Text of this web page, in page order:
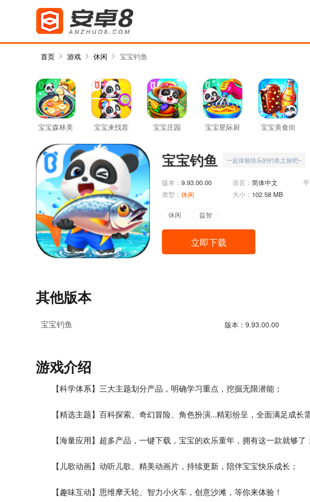
首页 游戏 休闲 宝宝钓鱼
宝宝森林美
宝宝来找茬 宝宝庄园
宝宝星际厨
宝宝美食街
宝宝钓鱼 一起体验快乐的钓鱼之旅吧~
版本： 9.93.00.00 语言： 简体中文
类型： 休闲 大小： 102.58 MB
休闲 益智
立即下载
其他版本
宝宝钓鱼 版本：9.93.00.00
游戏介绍
【科学体系】三大主题划分产品，明确学习重点，挖掘无限潜能；
【精选主题】百科探索、奇幻冒险、角色扮演...精彩纷呈，全面满足成长
【海量应用】超多产品，一键下载，宝宝的欢乐童年，拥有这一款就够了；
【儿歌动画】动听儿歌、精美动画片，持续更新，陪伴宝宝快乐成长；
【趣味互动】思维摩天轮、智力小火车，创意沙滩，等你来体验！